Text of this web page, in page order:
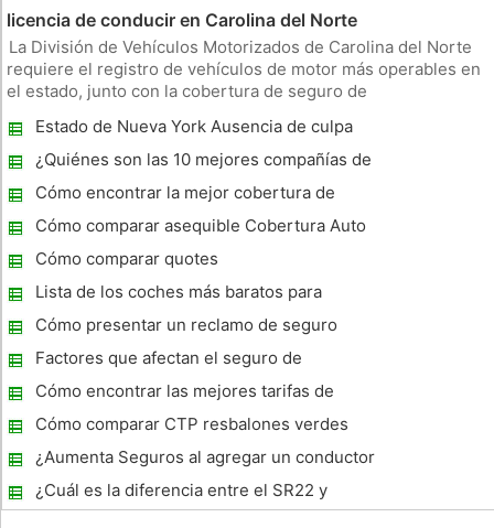
licencia de conducir en Carolina del Norte
La División de Vehículos Motorizados de Carolina del Norte
requiere el registro de vehículos de motor más operables en
el estado, junto con la cobertura de seguro de
conducir para asegurar su vehículo, pero se debe mantener la
cobertura de seg
Estado de Nueva York Ausencia de culpa
Reglas del seguro de coche
¿Quiénes son las 10 mejores compañías de
seguros de automóviles?
Cómo encontrar la mejor cobertura de
seguro de coche para usted
Cómo comparar asequible Cobertura Auto
Cómo comparar quotes
Lista de los coches más baratos para
asegurar
Cómo presentar un reclamo de seguro
Factores que afectan el seguro de
automóvil
Cómo encontrar las mejores tarifas de
seguro de automóvil en Oregon
Cómo comparar CTP resbalones verdes
seguros
¿Aumenta Seguros al agregar un conductor
de 17 años?
¿Cuál es la diferencia entre el SR22 y
responsabilidad civil del automóvil?